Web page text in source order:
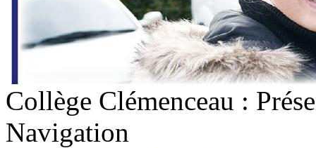
Collège Clémenceau :
Navigation